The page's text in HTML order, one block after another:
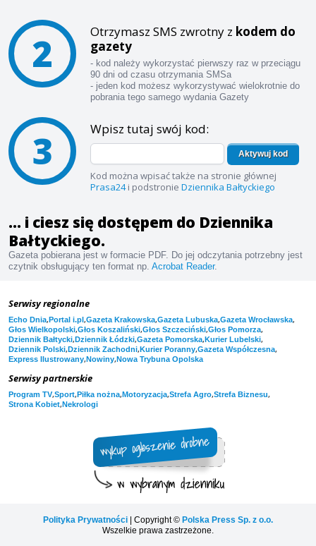
2 Otrzymasz SMS zwrotny z kodem do
gazety
- kod należy wykorzystać pierwszy raz w przeciągu
90 dni od czasu otrzymania SMSa
- jeden kod możesz wykorzystywać wielokrotnie do
pobrania tego samego wydania Gazety
3 Wpisz tutaj swój kod:
Aktywuj kod
Kod można wpisać także na stronie głównej
Prasa24i podstronie Dziennika Bałtyckiego
... i ciesz się dostępem do Dziennika
Bałtyckiego.
Gazeta pobierana jest w formacie PDF. Do jej odczytania potrzebny jest
czytnik obsługujący ten format np. Acrobat Reader.
Serwisy regionalne
Echo Dnia,Portal i.pl,Gazeta Krakowska,Gazeta Lubuska,Gazeta Wrocławska,
Głos Wielkopolski,Głos Koszaliński,Głos Szczeciński,Głos Pomorza,
Dziennik Bałtycki,Dziennik Łódzki,Gazeta Pomorska,Kurier Lubelski,
Dziennik Polski,Dziennik Zachodni,Kurier Poranny,Gazeta Współczesna,
Express Ilustrowany,Nowiny,Nowa Trybuna Opolska
Serwisy partnerskie
Program TV,Sport,Piłka nożna,Motoryzacja,Strefa Agro,Strefa Biznesu,
Strona Kobiet,Nekrologi
Polityka Prywatności | Copyright © Polska Press Sp. z o.o.
Wszelkie prawa zastrzeżone.